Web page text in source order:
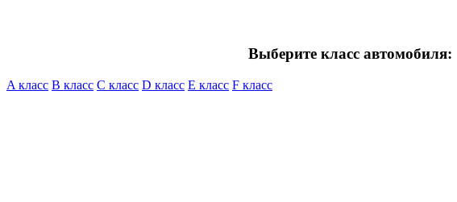
Выберите класс автомобиля:
A класс B класс C класс D класс E класс F класс